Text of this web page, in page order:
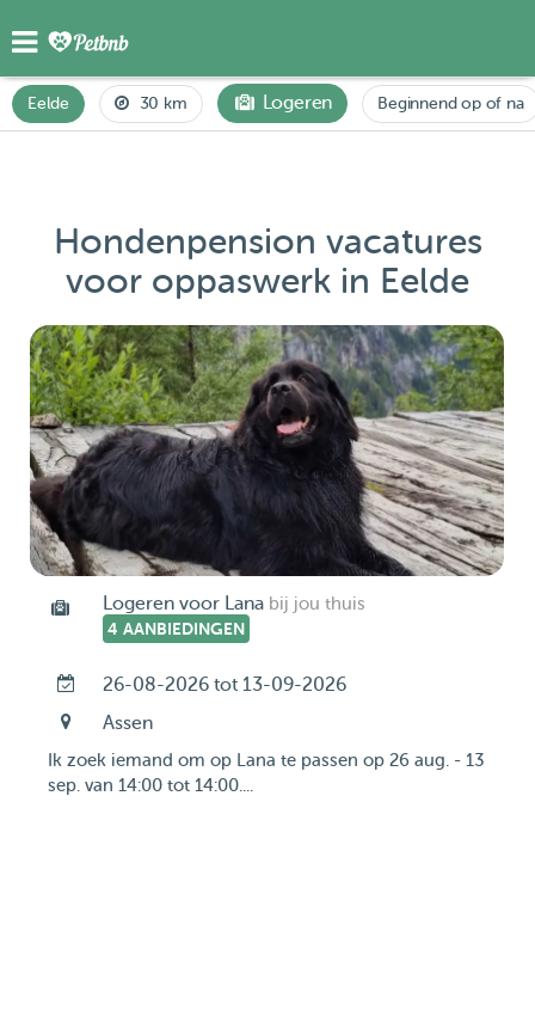
Eelde 30 km Logeren Beginnend op of na
Hondenpension vacatures
voor oppaswerk in Eelde
Logeren voor Lana bij jou thuis
4 AANBIEDINGEN
26-08-2026 tot 13-09-2026
Assen
Ik zoek iemand om op Lana te passen op 26 aug. - 13
sep. van 14:00 tot 14:00....